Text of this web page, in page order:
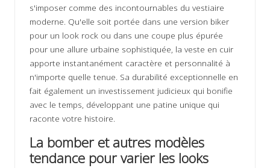
s'imposer comme des incontournables du vestiaire
moderne. Qu'elle soit portée dans une version biker
pour un look rock ou dans une coupe plus épurée
pour une allure urbaine sophistiquée, la veste en cuir
apporte instantanément caractère et personnalité à
n'importe quelle tenue. Sa durabilité exceptionnelle en
fait également un investissement judicieux qui bonifie
avec le temps, développant une patine unique qui
raconte votre histoire.
La bomber et autres modèles
tendance pour varier les looks